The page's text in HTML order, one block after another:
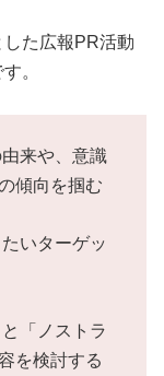
した広報PR活動
。
来や、意識
傾向を掴む
いターゲッ
「ノストラ
を検討する